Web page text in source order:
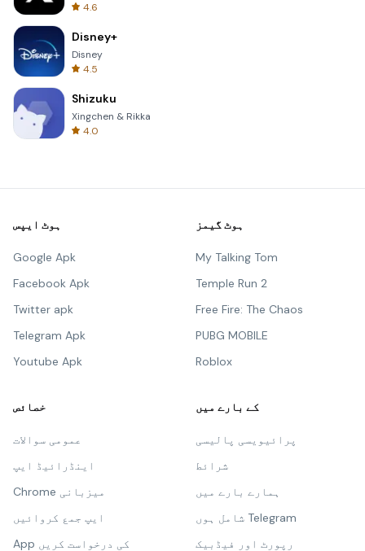
4.6
Disney+
Disney
4.5
Shizuku
Xingchen & Rikka
4.0
ہوٹ ایپس
Google Apk
Facebook Apk
Twitter apk
Telegram Apk
Youtube Apk
ہوٹ گیمز
My Talking Tom
Temple Run 2
Free Fire: The Chaos
PUBG MOBILE
Roblox
خصائص
عمومی سوالات
اینڈرائیڈ ایپ
Chrome میزبانی
ایپ جمع کروائیں
App کی درخواست کریں
کے بارے میں
پرائیویسی پالیسی
شرائط
ہمارے بارے میں
شامل ہوں Telegram
رپورٹ اور فیڈبیک